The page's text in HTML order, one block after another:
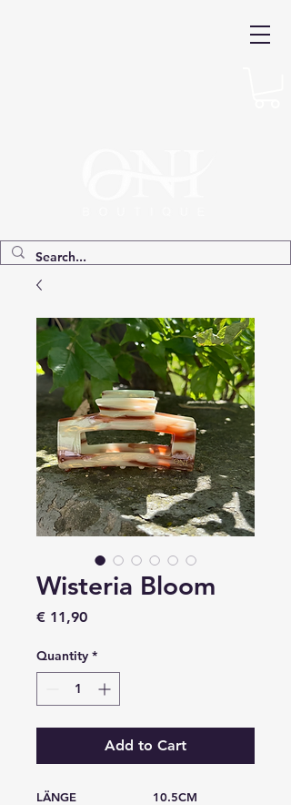
Wisteria Bloom
€ 11,90Price
Quantity *
Add to Cart
LÄNGE 10.5CM